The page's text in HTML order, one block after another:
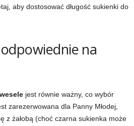
aby dostosować długość sukienki do
na
jest równie ważny, co wybór
zarezerwowana dla Panny Młodej,
z żałobą (choć czarna sukienka może